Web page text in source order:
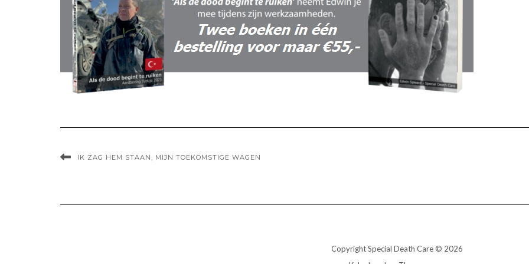
IK ZAG HEM STAAN, MIJN TOEKOMSTIGE WAGEN
Copyright Special Death Care © 2026